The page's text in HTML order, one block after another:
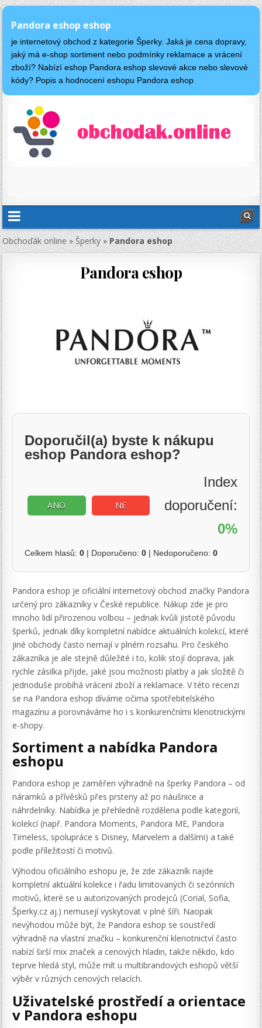
Pandora eshop eshop
je internetový obchod z kategorie Šperky. Jaká je cena dopravy,
jaký má e-shop sortiment nebo podmínky reklamace a vrácení
zboží? Nabízí eshop Pandora eshop slevové akce nebo slevové
kódy? Popis a hodnocení eshopu Pandora eshop
Obchoďák online»Šperky»Pandora eshop
Pandora eshop
Doporučil(a) byste k nákupu
eshop Pandora eshop?
ANO NE
Index
doporučení:
0%
Celkem hlasů:0 | Doporučeno:0 | Nedoporučeno:0
Pandora eshop je oficiální internetový obchod značky Pandora
určený pro zákazníky v České republice. Nákup zde je pro
mnoho lidí přirozenou volbou – jednak kvůli jistotě původu
šperků, jednak díky kompletní nabídce aktuálních kolekcí, které
jiné obchody často nemají v plném rozsahu. Pro českého
zákazníka je ale stejně důležité i to, kolik stojí doprava, jak
rychle zásilka přijde, jaké jsou možnosti platby a jak složitě či
jednoduše probíhá vrácení zboží a reklamace. V této recenzi
se na Pandora eshop díváme očima spotřebitelského
magazínu a porovnáváme ho i s konkurenčními klenotnickými
e-shopy.
Sortiment a nabídka Pandora
eshopu
Pandora eshop je zaměřen výhradně na šperky Pandora – od
náramků a přívěsků přes prsteny až po náušnice a
náhrdelníky. Nabídka je přehledně rozdělena podle kategorií,
kolekcí (např. Pandora Moments, Pandora ME, Pandora
Timeless, spolupráce s Disney, Marvelem a dalšími) a také
podle příležitostí či motivů.
Výhodou oficiálního eshopu je, že zde zákazník najde
kompletní aktuální kolekce i řadu limitovaných či sezónních
motivů, které se u autorizovaných prodejců (Corial, Sofia,
Šperky.cz aj.) nemusejí vyskytovat v plné šíři. Naopak
nevýhodou může být, že Pandora eshop se soustředí
výhradně na vlastní značku – konkurenční klenotnictví často
nabízí širší mix značek a cenových hladin, takže někdo, kdo
teprve hledá styl, může mít u multibrandových eshopů větší
výběr v různých cenových relacích.
Uživatelské prostředí a orientace
v Pandora eshopu